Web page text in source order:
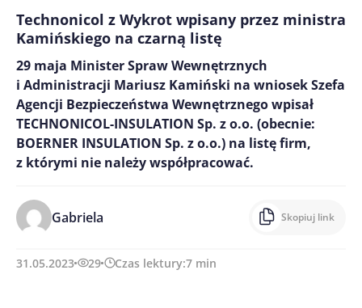
Technonicol z Wykrot wpisany przez ministra
Kamińskiego na czarną listę
29 maja Minister Spraw Wewnętrznych
i Administracji Mariusz Kamiński na wniosek Szefa
Agencji Bezpieczeństwa Wewnętrznego wpisał
TECHNONICOL-INSULATION Sp. z o.o. (obecnie:
BOERNER INSULATION Sp. z o.o.) na listę firm,
z którymi nie należy współpracować.
Gabriela Skopiuj link
31.05.2023 29 Czas lektury:7 min